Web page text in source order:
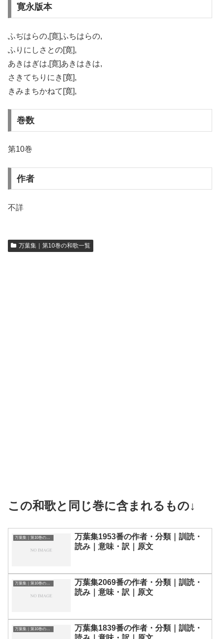
寛永版本
ふぢはらの,[寛]ふちはらの,
ふりにしさとの[寛],
あきはぎは,[寛]あきはきは,
さきてちりにき[寛],
きみまちかねて[寛],
巻数
第10巻
作者
不詳
万葉集｜第10巻の和歌一覧
この和歌と同じ巻に含まれるもの↓
万葉集｜第10巻の和歌一覧
万葉集1953番の作者・分類｜訓読・
読み｜意味・訳｜原文
万葉集｜第10巻の和歌一覧
万葉集2069番の作者・分類｜訓読・
読み｜意味・訳｜原文
万葉集｜第10巻の和歌一覧
万葉集1839番の作者・分類｜訓読・